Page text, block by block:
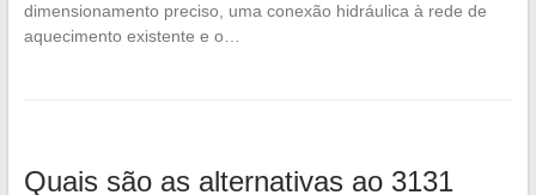
dimensionamento preciso, uma conexão hidráulica à rede de
aquecimento existente e o…
Quais são as alternativas ao 3131